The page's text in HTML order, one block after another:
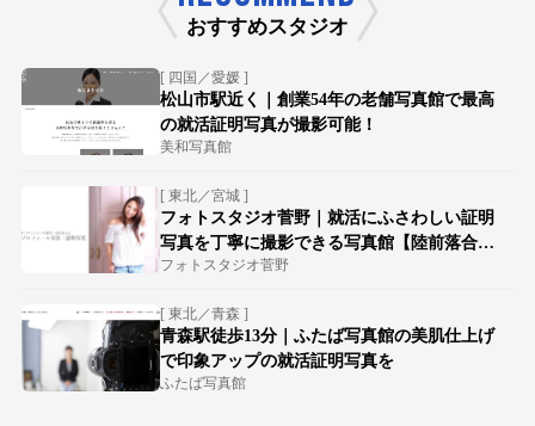
おすすめスタジオ
[ 四国／愛媛 ]
松山市駅近く｜創業54年の老舗写真館で最高
の就活証明写真が撮影可能！
美和写真館
[ 東北／宮城 ]
フォトスタジオ菅野｜就活にふさわしい証明
写真を丁寧に撮影できる写真館【陸前落合駅
徒歩15分】
フォトスタジオ菅野
[ 東北／青森 ]
青森駅徒歩13分｜ふたば写真館の美肌仕上げ
で印象アップの就活証明写真を
ふたば写真館